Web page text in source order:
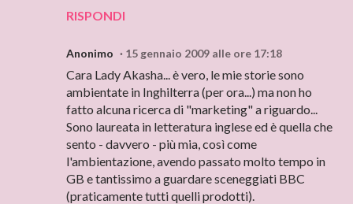
RISPONDI
Anonimo 15 gennaio 2009 alle ore 17:18
Cara Lady Akasha... è vero, le mie storie sono
ambientate in Inghilterra (per ora...) ma non ho
fatto alcuna ricerca di "marketing" a riguardo...
Sono laureata in letteratura inglese ed è quella che
sento - davvero - più mia, così come
l'ambientazione, avendo passato molto tempo in
GB e tantissimo a guardare sceneggiati BBC
(praticamente tutti quelli prodotti).